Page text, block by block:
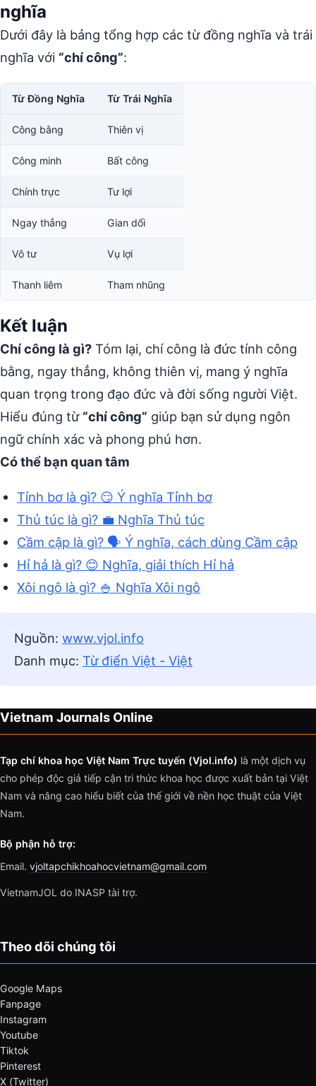
nghĩa
Dưới đây là bảng tổng hợp các từ đồng nghĩa và trái
nghĩa với “chí công”:
Từ Đồng Nghĩa Từ Trái Nghĩa
Công bằng Thiên vị
Công minh Bất công
Chính trực Tư lợi
Ngay thẳng Gian dối
Vô tư Vụ lợi
Thanh liêm Tham nhũng
Kết luận
Chí công là gì? Tóm lại, chí công là đức tính công
bằng, ngay thẳng, không thiên vị, mang ý nghĩa
quan trọng trong đạo đức và đời sống người Việt.
Hiểu đúng từ “chí công” giúp bạn sử dụng ngôn
ngữ chính xác và phong phú hơn.
Có thể bạn quan tâm
Tỉnh bơ là gì? 😏 Ý nghĩa Tỉnh bơ
Thủ túc là gì? 💼 Nghĩa Thủ túc
Cầm cập là gì? 🗣️ Ý nghĩa, cách dùng Cầm cập
Hỉ hả là gì? 😊 Nghĩa, giải thích Hỉ hả
Xôi ngô là gì? 🍚 Nghĩa Xôi ngô
Nguồn: www.vjol.info
Danh mục: Từ điển Việt - Việt
Vietnam Journals Online
Tạp chí khoa học Việt Nam Trực tuyến (Vjol.info) là một dịch vụ
cho phép độc giả tiếp cận tri thức khoa học được xuất bản tại Việt
Nam và nâng cao hiểu biết của thế giới về nền học thuật của Việt
Nam.
Bộ phận hỗ trợ:
Email. vjoltapchikhoahocvietnam@gmail.com
VietnamJOL do INASP tài trợ.
Theo dõi chúng tôi
Google Maps
Fanpage
Instagram
Youtube
Tiktok
Pinterest
X (Twitter)